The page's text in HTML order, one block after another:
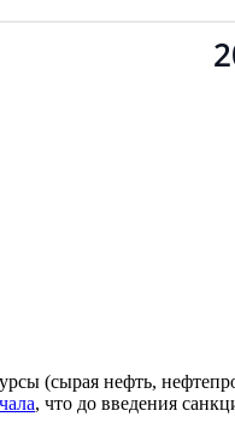
(сырая нефть,
, что до введения